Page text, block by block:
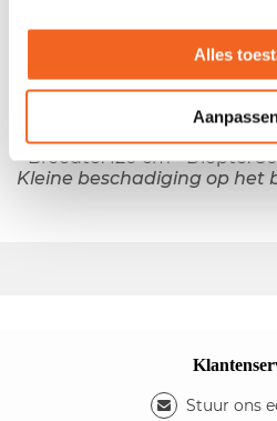
Alles
Kleuren
- Kleur blad: noten - Kleur
- Breedte: 120 cm - Diepte:
Kleine beschadiging op het
Stuur ons